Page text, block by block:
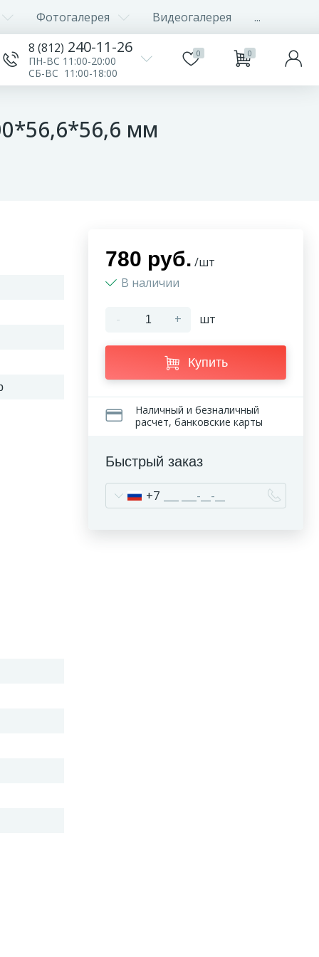
Фотогалерея Видеогалерея ...
8 (812) 240-11-26
ПН-ВС 11:00-20:00
СБ-ВС 11:00-18:00
0 0
мм
780 руб. /шт
В наличии
- + шт
Купить
Наличный и безналичный
расчет, банковские карты
Быстрый заказ
+7